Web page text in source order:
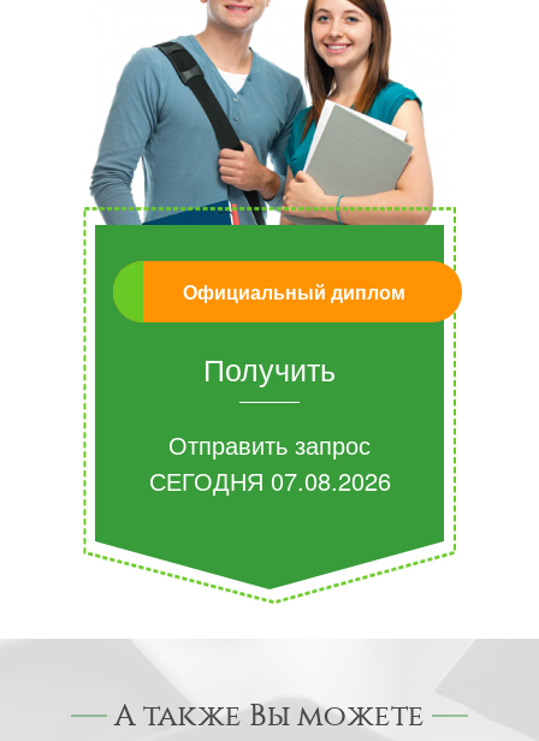
Официальный диплом
Получить
Отправить запрос
СЕГОДНЯ 07.08.2026
А также Вы можете